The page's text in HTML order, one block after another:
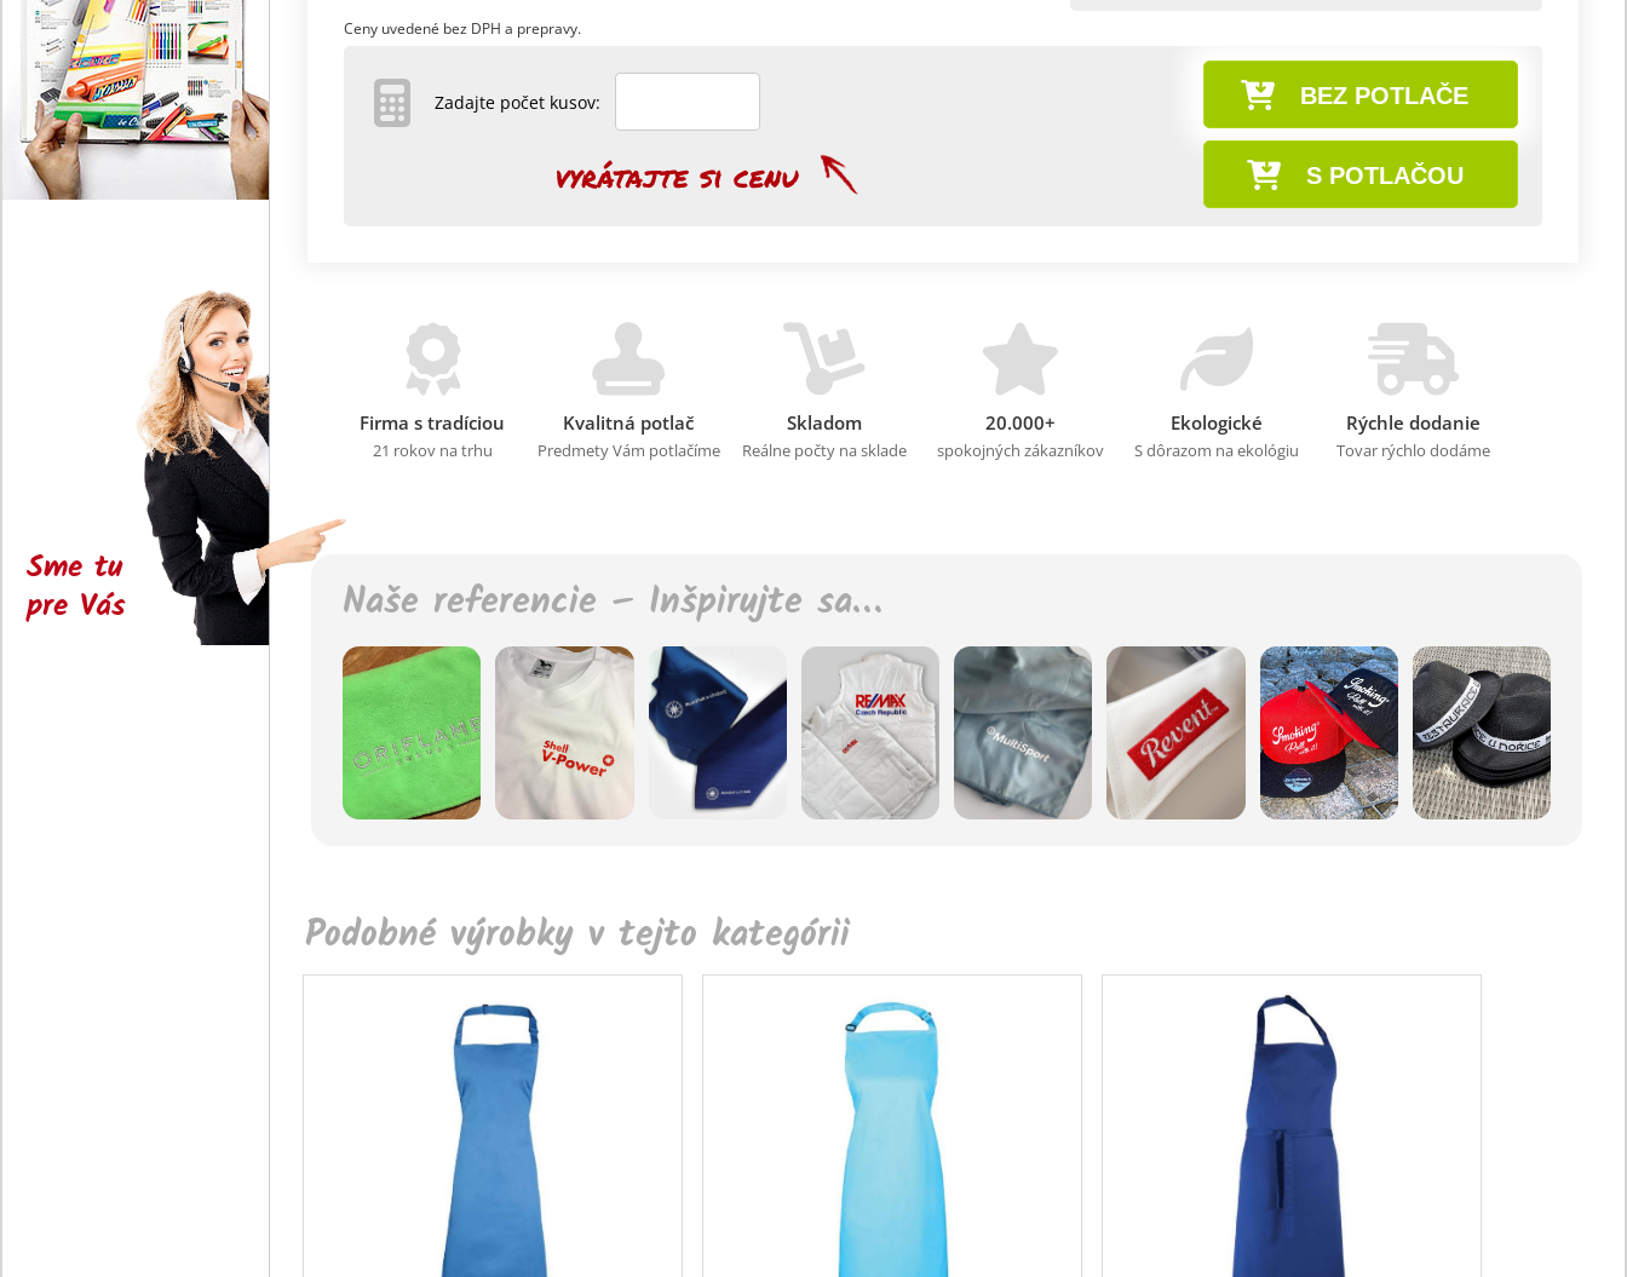
Sme tu
pre Vás
Ceny uvedené bez DPH a prepravy.
BEZ POTLAČE
S POTLAČOU
Zadajte počet kusov:
Firma s tradíciou
21 rokov na trhu
Kvalitná potlač
Predmety Vám potlačíme
Skladom
Reálne počty na sklade
20.000+
spokojných zákazníkov
Ekologické
S dôrazom na ekológiu
Rýchle dodanie
Tovar rýchlo dodáme
Naše referencie – Inšpirujte sa…
Podobné výrobky v tejto kategórii